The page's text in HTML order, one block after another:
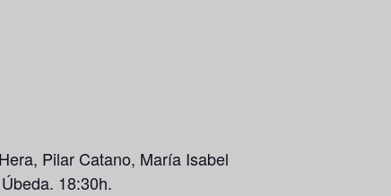
Pilar Catano, María Isabel
18:30h.